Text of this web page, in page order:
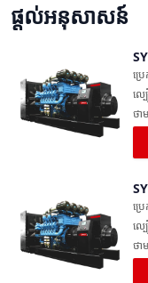
ផ្តល់អនុសាសន៍
ប្រ
ល្ប
ថា
ប្រ
ល្ប
ថា